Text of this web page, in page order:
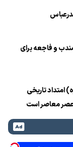
و فاجعه برای
تاریخی
عصر معاصر است